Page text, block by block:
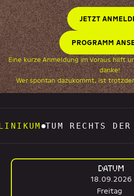
JETZT
PROGRAMM
Eine kurze Anmeldung im Voraus hilft
danke!
Wer spontan dazukommt, ist
DER ISAR
DATUM
18.09.2026
Freitag